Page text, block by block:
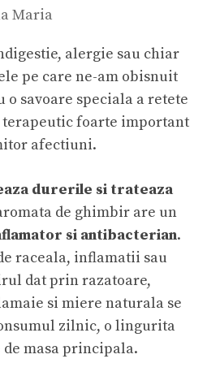
Maria
alergie sau chiar
pe care ne-am obisnuit
o savoare speciala a retete
foarte important
afectiuni.
durerile si trateaza
de ghimbir are un
si antibacterian.
raceala, inflamatii sau
dat prin razatoare,
si miere naturala se
zilnic, o lingurita
masa principala.